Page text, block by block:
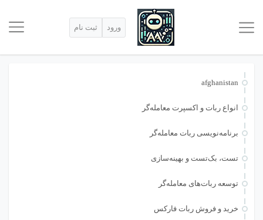
ورود ثبت نام
afghanistan
انواع ربات و اکسپرت معامله‌گر
برنامه‌نویسی ربات معامله‌گر
تست، بک‌تست و بهینه‌سازی
توسعه ربات‌های معامله‌گر
خرید و فروش ربات فارکس